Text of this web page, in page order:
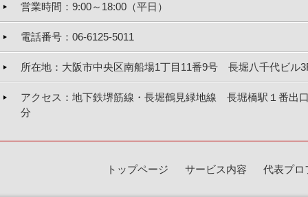
営業時間 ：9:00～18:00（平日）
電話番号 ：06-6125-5011
所在地 ：大阪市中央区南船場1丁目11番9号 長堀八千代ビル
アクセス ：地下鉄堺筋線・長堀鶴見緑地線 長堀橋駅１番出
分
トップページ サービス内容 代表プロ